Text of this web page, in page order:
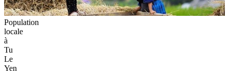
Population
locale
à
Tu
Le
Yen